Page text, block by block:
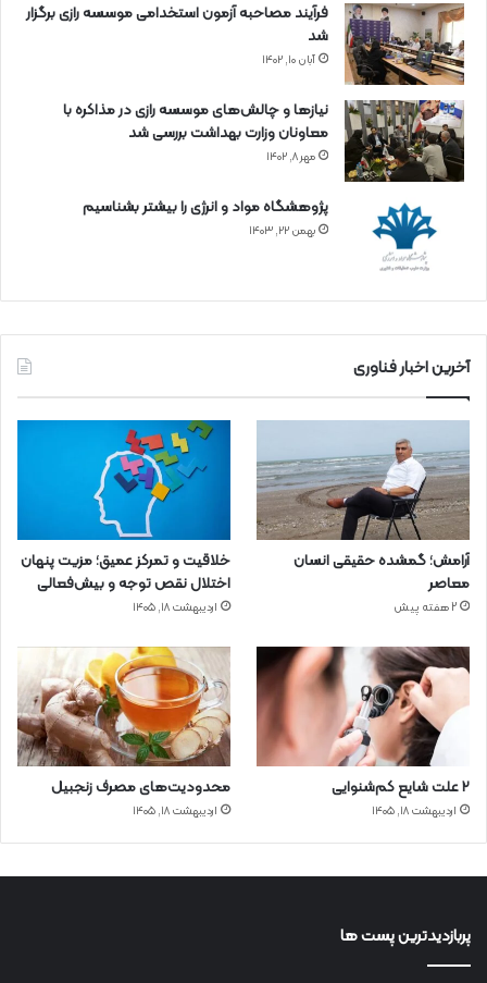
فرآیند مصاحبه آزمون استخدامی موسسه رازی برگزار
شد
آبان ۱۰, ۱۴۰۲
نیازها و چالش‌های موسسه رازی در مذاکره با
معاونان وزارت بهداشت بررسی شد
مهر ۸, ۱۴۰۲
پژوهشگاه مواد و انرژی را بیشتر بشناسیم
بهمن ۲۲, ۱۴۰۳
آخرین اخبار فناوری
آرامش؛ گمشده حقیقی انسان
معاصر
2 هفته پیش
خلاقیت و تمرکز عمیق؛ مزیت پنهان
اختلال نقص توجه و بیش‌فعالی
اردیبهشت ۱۸, ۱۴۰۵
۲ علت شایع‌ کم‌شنوایی
اردیبهشت ۱۸, ۱۴۰۵
محدودیت‌های مصرف زنجبیل
اردیبهشت ۱۸, ۱۴۰۵
پربازدیدترین پست ها